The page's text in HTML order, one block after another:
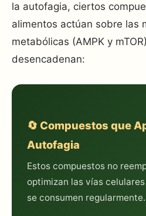
la autofagia, ciertos
alimentos actúan sobre las
metabólicas (AMPK y
desencadenan:
🔄 Compuestos que
Autofagia
Estos compuestos no
optimizan las vías
se consumen regularmente.